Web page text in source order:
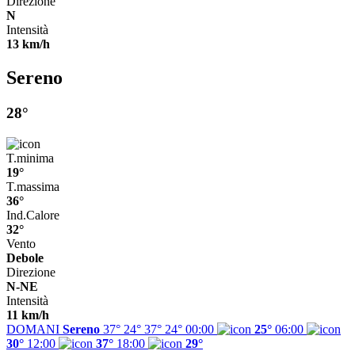
N
Intensità
13 km/h
Sereno
28°
T.minima
19°
T.massima
36°
Ind.Calore
32°
Vento
Debole
Direzione
N-NE
Intensità
11 km/h
DOMANI Sereno 37° 24° 37° 24° 00:00 25° 06:00
30° 12:00 37° 18:00
29°